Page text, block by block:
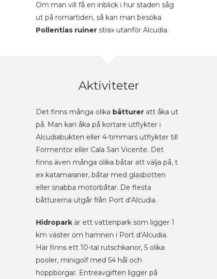
Om man vill få en inblick i hur staden såg
ut på romartiden, så kan man besöka
Pollentias ruiner strax utanför Alcudia.
Aktiviteter
Det finns många olika båtturer att åka ut
på. Man kan åka på kortare utflykter i
Alcudiabukten eller 4-timmars utflykter till
Formentor eller Cala San Vicente. Det
finns även många olika båtar att välja på, t
ex katamaraner, båtar med glasbotten
eller snabba motorbåtar. De flesta
båtturerna utgår från Port d’Alcudia.
Hidropark är ett vattenpark som ligger 1
km väster om hamnen i Port d’Alcudia.
Här finns ett 10-tal rutschkanor, 5 olika
pooler, minigolf med 54 hål och
hoppborgar. Entreavgiften ligger på